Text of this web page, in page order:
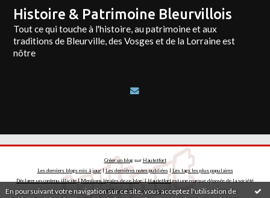
En poursuivant votre navigation sur ce site, vous acceptez l'utilisation de
Histoire & Patrimoine Bleurvillois
Tout ce qui touche à l'histoire, au patrimoine et aux
traditions de Bleurville, des Vosges et de la Lorraine est
nôtre
Créer un blogsur Hautetfort
Les derniers blogs mis à jour|Les dernières notes publiées| Les tags les plus populaires
Déclarer un contenu illicite|Mentions légales de ce blog | Hautetfort est une marque déposée de la société
talkSpirit | Créez votreblog!